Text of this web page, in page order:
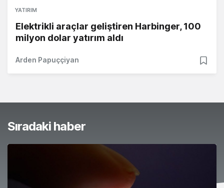
YATIRIM
Elektrikli araçlar geliştiren Harbinger, 100
milyon dolar yatırım aldı
Arden Papuççiyan
Sıradaki haber